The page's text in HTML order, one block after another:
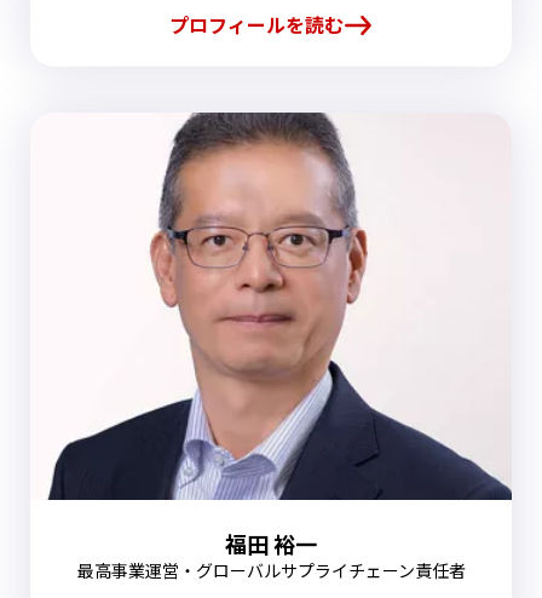
プロフィールを読む
福田 裕一
最高事業運営・グローバルサプライチェーン責任者